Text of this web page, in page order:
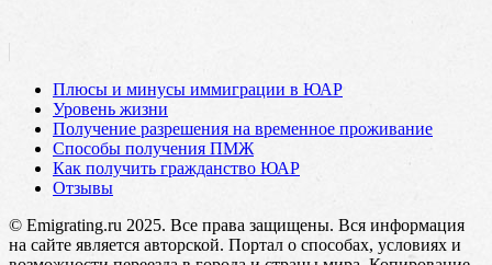
Плюсы и минусы иммиграции в ЮАР
Уровень жизни
Получение разрешения на временное проживание
Способы получения ПМЖ
Как получить гражданство ЮАР
Отзывы
© Emigrating.ru 2025. Все права защищены. Вся информация
на сайте является авторской. Портал о способах, условиях и